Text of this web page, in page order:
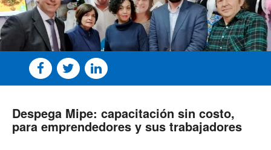
Despega Mipe: capacitación sin costo,
para emprendedores y sus trabajadores